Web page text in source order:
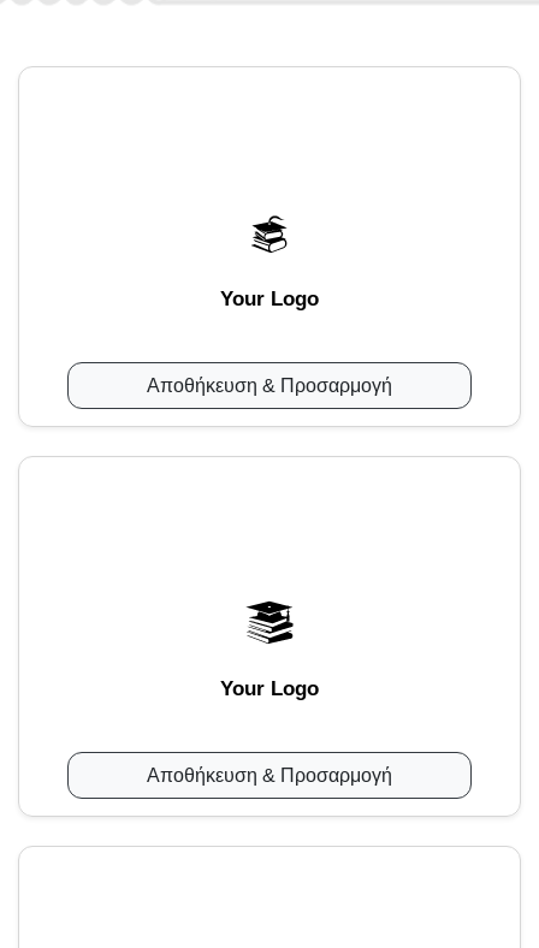
Your Logo
Αποθήκευση & Προσαρμογή
Your Logo
Αποθήκευση & Προσαρμογή